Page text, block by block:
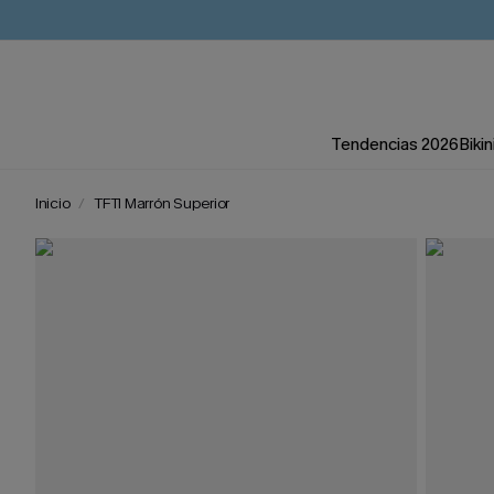
Tendencias 2026
Inicio TFTI Marrón Superior